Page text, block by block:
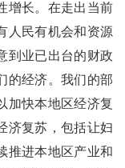
增长。在走出当前
人民有机会和资源
到业已出台的财政
的经济。我们的部
加快本地区经济复
济复苏，包括让妇
推进本地区产业和